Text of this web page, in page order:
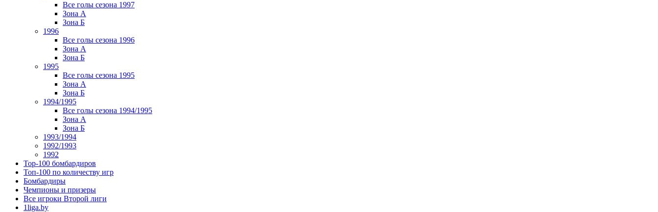
Все голы сезона 1997
Зона А
Зона Б
1996
Все голы сезона 1996
Зона А
Зона Б
1995
Все голы сезона 1995
Зона А
Зона Б
1994/1995
Все голы сезона 1994/1995
Зона А
Зона Б
1993/1994
1992/1993
1992
Top-100 бомбардиров
Топ-100 по количеству игр
Бомбардиры
Чемпионы и призеры
Все игроки Второй лиги
1liga.by